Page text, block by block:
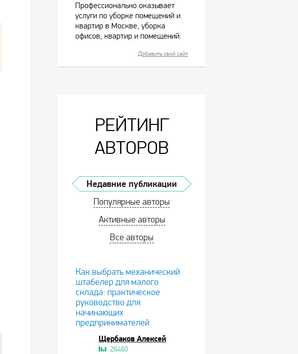
Профессионально оказывает
услуги по уборке помещений и
квартир в Москве, уборка
офисов, квартир и помещений.
Добавить свой сайт
РЕЙТИНГ
АВТОРОВ
Недавние публикации
Популярные авторы
Активные авторы
Все авторы
Как выбрать механический
штабелер для малого
склада: практическое
руководство для
начинающих
предпринимателей
Щербаков Алексей
26460